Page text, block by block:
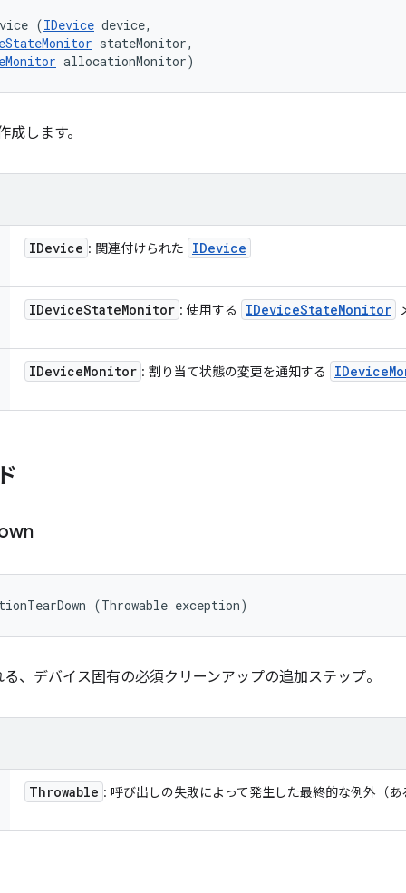
(IDevice device,
stateMonitor,
allocationMonitor)
成します。
IDevice : 関連付けられた IDevice
IDeviceStateMonitor : 使用する IDeviceStateMonitor
IDeviceMonitor : 割り当て状態の変更を通知する IDevice
(Throwable exception)
、デバイス固有の必須クリーンアップの追加ステップ。
Throwable : 呼び出しの失敗によって発生した最終的な例外（あ